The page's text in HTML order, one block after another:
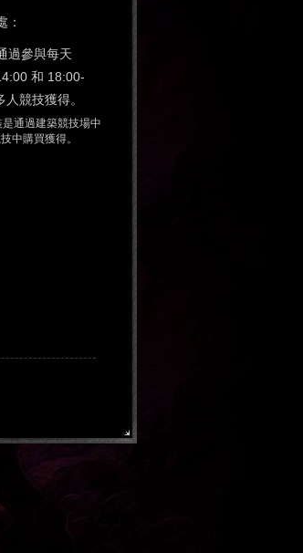
：
過參與每天
和 18:00-
人競技獲得。
通過建築競技場中
中購買獲得。